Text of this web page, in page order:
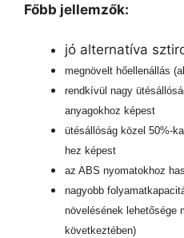
Főbb jellemzők:
jó alternatíva
megnövelt hőellenállás
rendkívül nagy
anyagokhoz képest
ütésállóság közel 50%-
hez képest
az ABS nyomatokhoz
nagyobb
növelésének lehetősége
következtében)